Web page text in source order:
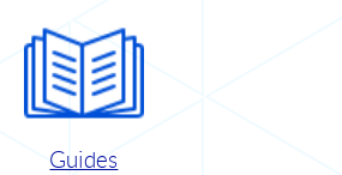
Guides